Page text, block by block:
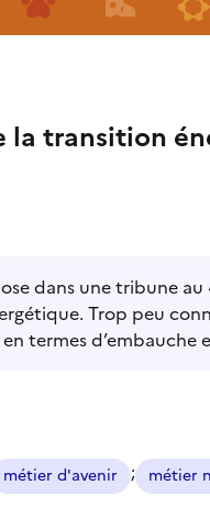
transition
dans une tribune au
Trop peu
termes d’embauche
métier d'avenir ; métier